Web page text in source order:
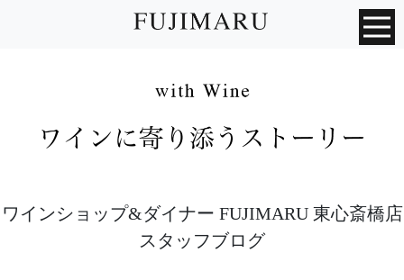
ワインショップ&ダイナー FUJIMARU 東心斎橋店
スタッフブログ